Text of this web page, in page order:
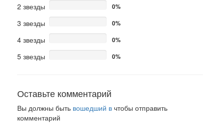
2 звезды 0%
3 звезды 0%
4 звезды 0%
5 звезды 0%
Оставьте комментарий
Вы должны быть вошедший в чтобы отправить
комментарий